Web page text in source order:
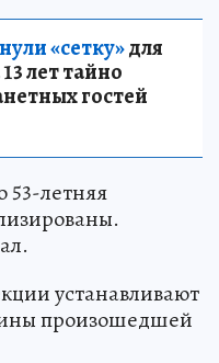
«сетку»для
лет тайно
гостей
53-летняя
устанавливают
произошедшей